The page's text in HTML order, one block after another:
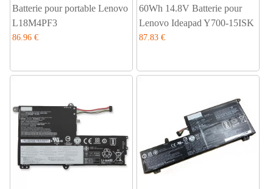
Batterie pour portable Lenovo
L18M4PF3
86.96 €
60Wh 14.8V Batterie pour
Lenovo Ideapad Y700-15ISK
87.83 €